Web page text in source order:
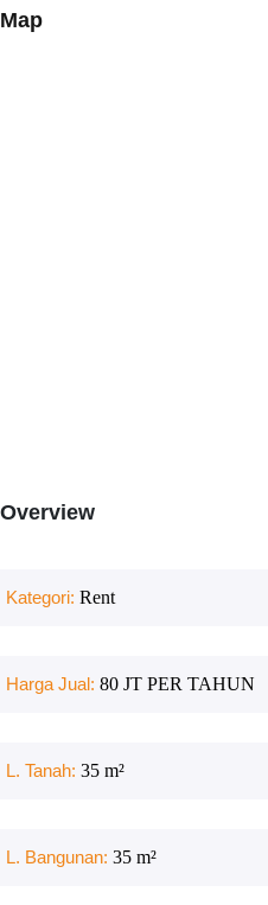
Map
Overview
Kategori: Rent
Harga Jual: 80 JT PER TAHUN
L. Tanah: 35 m²
L. Bangunan: 35 m²